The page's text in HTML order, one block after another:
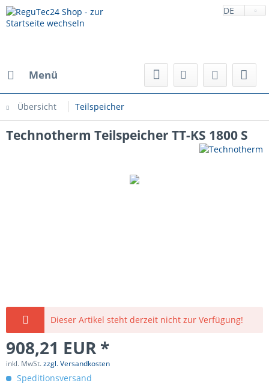
DE
Menü
Übersicht Teilspeicher
Technotherm Teilspeicher TT-KS 1800 S
Dieser Artikel steht derzeit nicht zur Verfügung!
908,21 EUR *
inkl. MwSt.zzgl. Versandkosten
Speditionsversand